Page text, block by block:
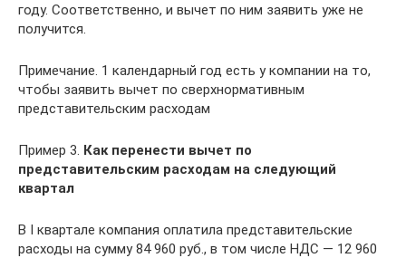
году. Соответственно, и вычет по ним заявить уже не
получится.
Примечание. 1 календарный год есть у компании на то,
чтобы заявить вычет по сверхнормативным
представительским расходам
Пример 3. Как перенести вычет по
представительским расходам на следующий
квартал
В I квартале компания оплатила представительские
расходы на сумму 84 960 руб., в том числе НДС — 12 960